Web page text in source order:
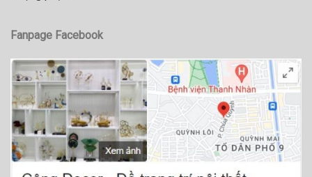
Fanpage Facebook